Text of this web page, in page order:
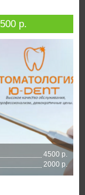
500 р.
4500 р.
2000 р.